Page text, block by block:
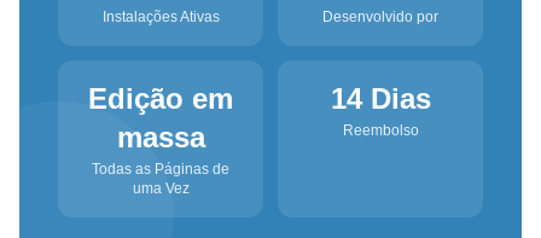
Instalações Ativas Desenvolvido por
Edição em
massa
Todas as Páginas de
uma Vez
14 Dias
Reembolso